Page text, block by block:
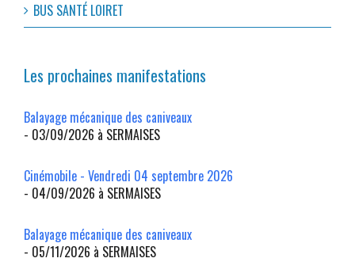
BUS SANTÉ LOIRET
Les prochaines manifestations
Balayage mécanique des caniveaux
- 03/09/2026 à SERMAISES
Cinémobile - Vendredi 04 septembre 2026
- 04/09/2026 à SERMAISES
Balayage mécanique des caniveaux
- 05/11/2026 à SERMAISES